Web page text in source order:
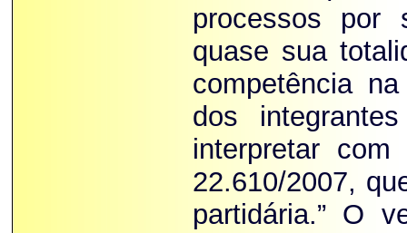
processos por
quase sua
competência
dos
interpretar
22.610/2007,
partidária.” O